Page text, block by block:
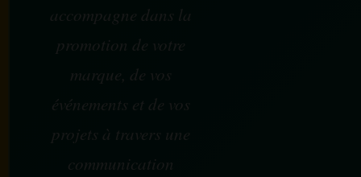
accompagne dans la
promotion de votre
marque, de vos
événements et de vos
projets à travers une
communication